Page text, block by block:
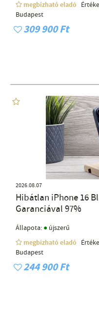
megbízható eladó
Budapest
309 900 Ft
2026.08.07
Hibátlan iPhone 16
Garanciával 97%
Állapota: ● újszerű
megbízható eladó
Budapest
244 900 Ft